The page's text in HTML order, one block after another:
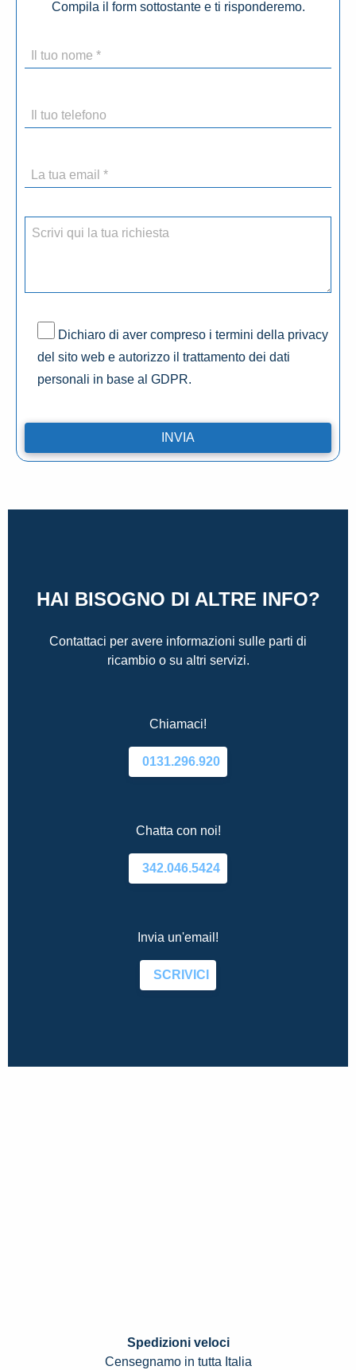
Compila il form sottostante e ti risponderemo.
Dichiaro di aver compreso i termini della privacy
del sito web e autorizzo il trattamento dei dati
personali in base al GDPR.
HAI BISOGNO DI ALTRE INFO?
Contattaci per avere informazioni sulle parti di
ricambio o su altri servizi.
Chiamaci!
0131.296.920
Chatta con noi!
342.046.5424
Invia un'email!
SCRIVICI
Spedizioni veloci
Censegnamo in tutta Italia